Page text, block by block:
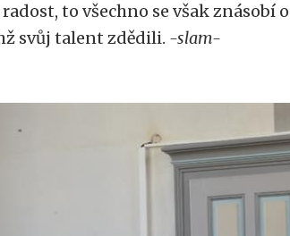
to všechno se však znásobí
svůj talent zdědili. -slam-